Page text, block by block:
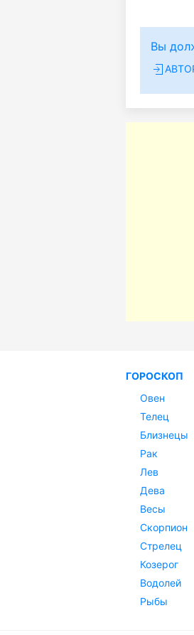
Вы
ГОРОСКОП
Овен
Телец
Близнецы
Рак
Лев
Дева
Весы
Скорпион
Стрелец
Козерог
Водолей
Рыбы